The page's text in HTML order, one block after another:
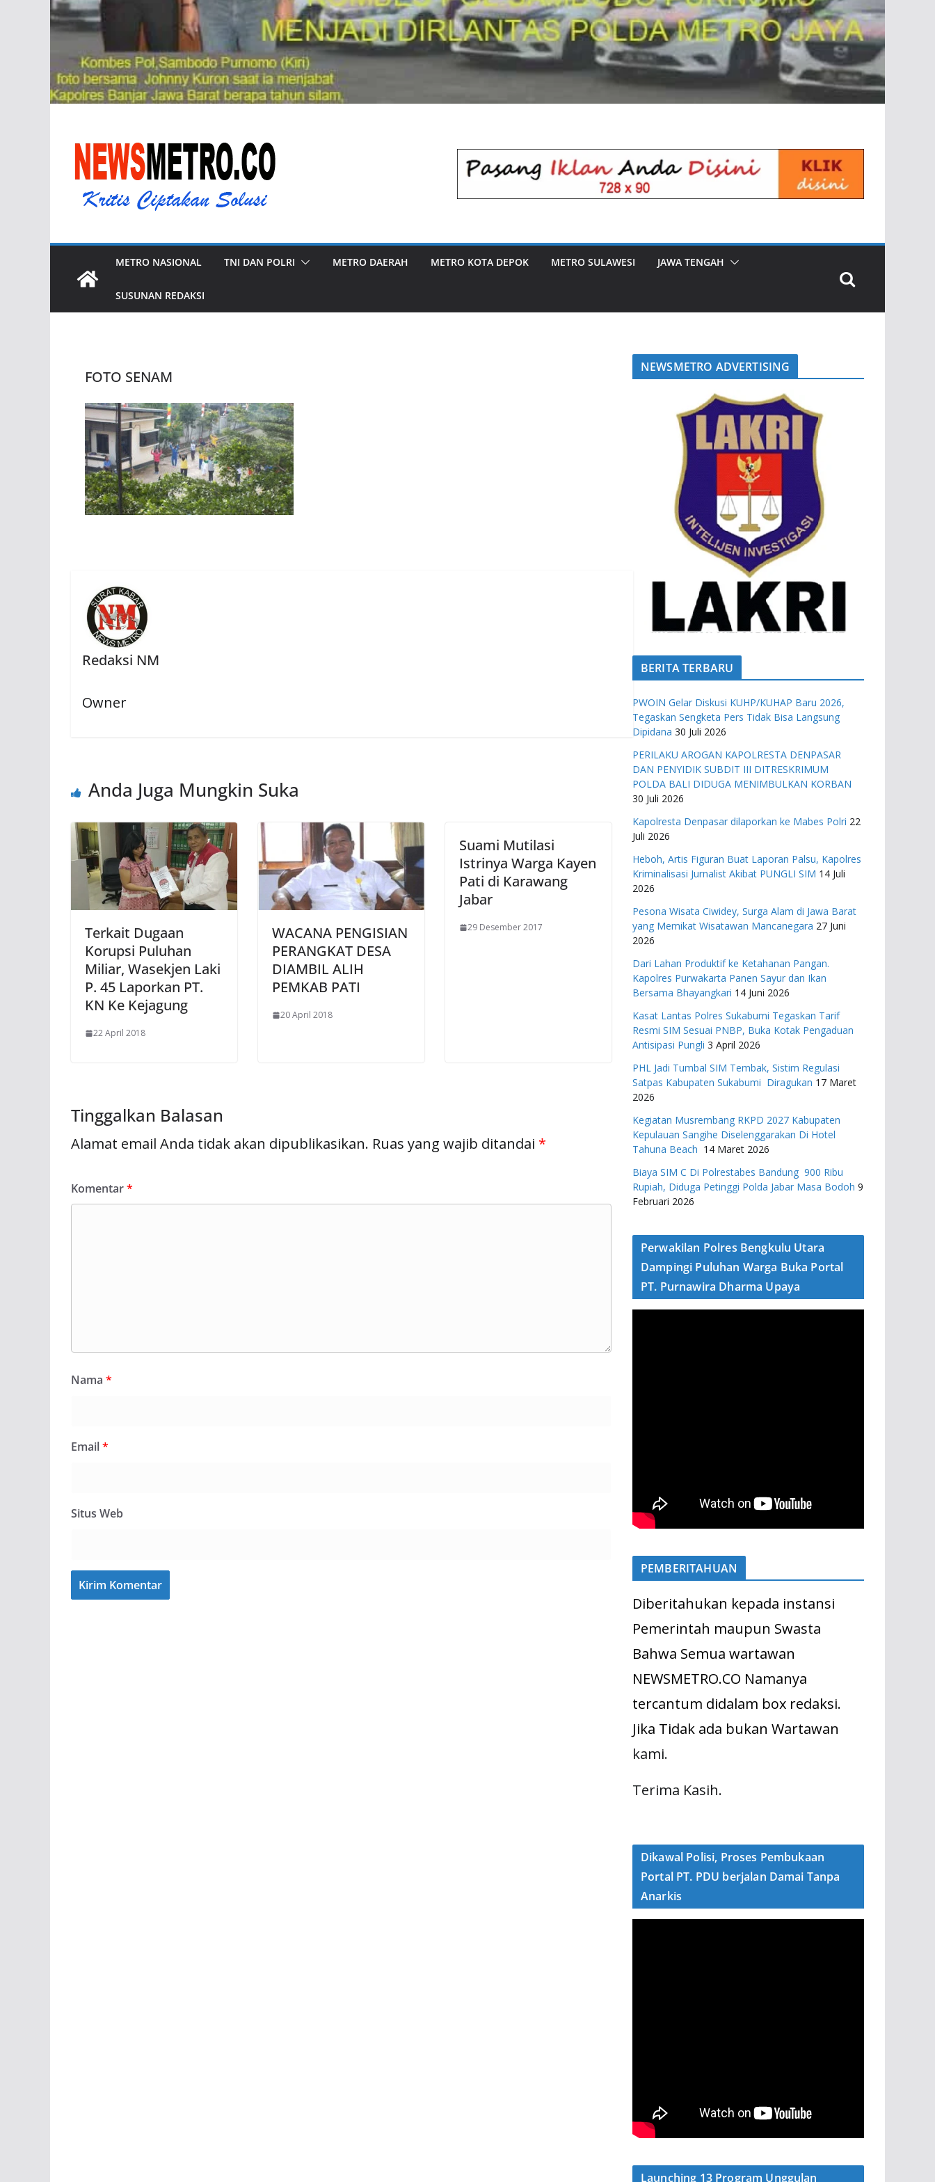
METRO NASIONAL TNI DAN POLRI METRO DAERAH METRO KOTA DEPOK METRO SULAWESI JAWA TENGAH
SUSUNAN REDAKSI
FOTO SENAM
Redaksi NM
Owner
Anda Juga Mungkin Suka
Terkait Dugaan
Korupsi Puluhan
Miliar, Wasekjen Laki
P. 45 Laporkan PT.
KN Ke Kejagung
22 April 2018
WACANA PENGISIAN
PERANGKAT DESA
DIAMBIL ALIH
PEMKAB PATI
20 April 2018
Suami Mutilasi
Istrinya Warga Kayen
Pati di Karawang
Jabar
29 Desember 2017
Tinggalkan Balasan
Alamat email Anda tidak akan dipublikasikan. Ruas yang wajib ditandai *
Komentar*
Nama *
Email*
Situs Web
NEWSMETRO ADVERTISING
BERITA TERBARU
PWOIN Gelar Diskusi KUHP/KUHAP Baru 2026,
Tegaskan Sengketa Pers Tidak Bisa Langsung
Dipidana 30 Juli 2026
PERILAKU AROGAN KAPOLRESTA DENPASAR
DAN PENYIDIK SUBDIT III DITRESKRIMUM
POLDA BALI DIDUGA MENIMBULKAN KORBAN
30 Juli 2026
Kapolresta Denpasar dilaporkan ke Mabes Polri 22
Juli 2026
Heboh, Artis Figuran Buat Laporan Palsu, Kapolres
Kriminalisasi Jurnalist Akibat PUNGLI SIM 14 Juli
2026
Pesona Wisata Ciwidey, Surga Alam di Jawa Barat
yang Memikat Wisatawan Mancanegara 27 Juni
2026
Dari Lahan Produktif ke Ketahanan Pangan.
Kapolres Purwakarta Panen Sayur dan Ikan
Bersama Bhayangkari 14 Juni 2026
Kasat Lantas Polres Sukabumi Tegaskan Tarif
Resmi SIM Sesuai PNBP, Buka Kotak Pengaduan
Antisipasi Pungli 3 April 2026
PHL Jadi Tumbal SIM Tembak, Sistim Regulasi
Satpas Kabupaten Sukabumi Diragukan 17 Maret
2026
Kegiatan Musrembang RKPD 2027 ​Kabupaten
Kepulauan Sangihe Diselenggarakan Di Hotel
Tahuna Beach 14 Maret 2026
Biaya SIM C Di Polrestabes Bandung 900 Ribu
Rupiah, Diduga Petinggi Polda Jabar Masa Bodoh 9
Februari 2026
Perwakilan Polres Bengkulu Utara
Dampingi Puluhan Warga Buka Portal
PT. Purnawira Dharma Upaya
PEMBERITAHUAN
Diberitahukan kepada instansi
Pemerintah maupun Swasta
Bahwa Semua wartawan
NEWSMETRO.CO Namanya
tercantum didalam box redaksi.
Jika Tidak ada bukan Wartawan
kami.
Terima Kasih.
Dikawal Polisi, Proses Pembukaan
Portal PT. PDU berjalan Damai Tanpa
Anarkis
Launching 13 Program Unggulan